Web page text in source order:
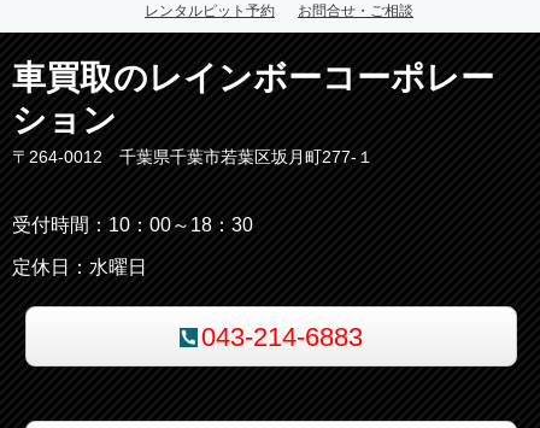
レンタルピット予約
お問合せ・ご相談
車買取のレインボーコーポレー
ション
〒264-0012 千葉県千葉市若葉区坂月町277-１
受付時間：10：00～18：30
定休日：水曜日
043-214-6883